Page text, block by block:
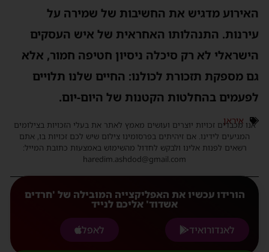
האירוע מדגיש את החשיבות של שמירה על
עירנות. התנהלותו האחראית של איש העסקים
הישראלי לא רק סיכלה ניסיון חטיפה חמור, אלא
גם מספקת תזכורת לכולנו: החיים שלנו תלויים
לפעמים בהחלטות הקטנות של היום-יום.
איראן
אנו מכבדים זכויות יוצרים ועושים מאמץ לאתר את בעלי הזכויות בצילומים
המגיעים לידינו. אם זיהיתים בפרסומינו צילום שיש לכם זכויות בו, אתם
רשאים לפנות אלינו ולבקש לחדול מהשימוש באמצעות כתובת המייל:
haredim.ashdod@gmail.com
הורידו עכשיו את האפליקצייה המובילה של 'חרדים
אשדוד' אליכם לנייד
לאנדורואיד
לאפל